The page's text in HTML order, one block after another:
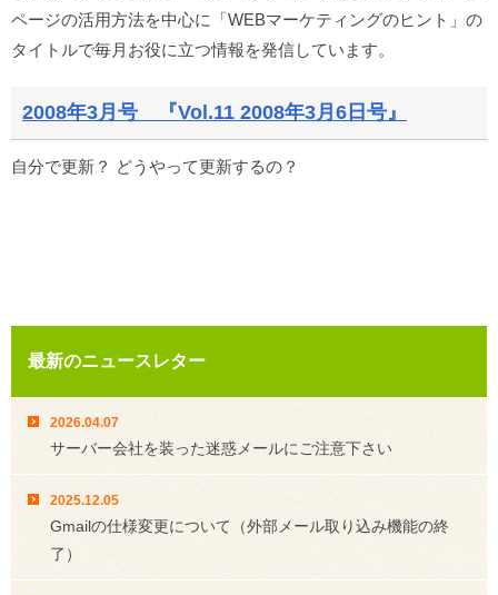
ページの活用方法を中心に「WEBマーケティングのヒント」の
タイトルで毎月お役に立つ情報を発信しています。
2008年3月号 『Vol.11 2008年3月6日号』
自分で更新？ どうやって更新するの？
最新のニュースレター
2026.04.07
サーバー会社を装った迷惑メールにご注意下さい
2025.12.05
Gmailの仕様変更について（外部メール取り込み機能の終
了）